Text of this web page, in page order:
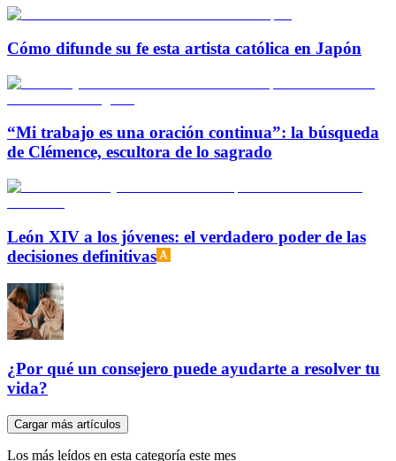
Cómo difunde su fe esta artista católica en Japón
“Mi trabajo es una oración continua”: la búsqueda
de Clémence, escultora de lo sagrado
León XIV a los jóvenes: el verdadero poder de las
decisiones definitivas
¿Por qué un consejero puede ayudarte a resolver tu
vida?
Cargar más artículos
Los más leídos en esta categoría este mes